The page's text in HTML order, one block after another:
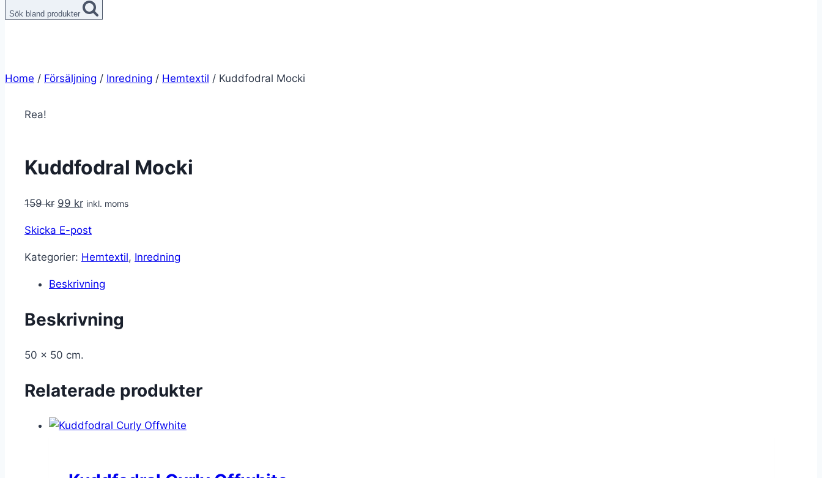
Sök bland produkter
Home / Försäljning / Inredning / Hemtextil / Kuddfodral Mocki
Rea!
Kuddfodral Mocki
159kr Det
priset
var:
99 krDet
priset
är:
inkl. moms
Skicka E-post
Kategorier: Hemtextil, Inredning
Beskrivning
Beskrivning
50 x 50 cm.
Relaterade produkter